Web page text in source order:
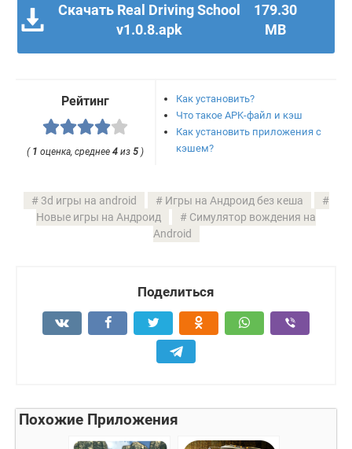
Скачать Real Driving School
v1.0.8.apk
179.30
MB
Рейтинг
( 1 оценка, среднее4 из5 )
Как установить?
Что такое APK-файл и кэш
Как установить приложения с
кэшем?
3d игры на android
Игры на Андроид без кеша
Новые игры на Андроид
Симулятор вождения на
Android
Поделиться
Похожие Приложения